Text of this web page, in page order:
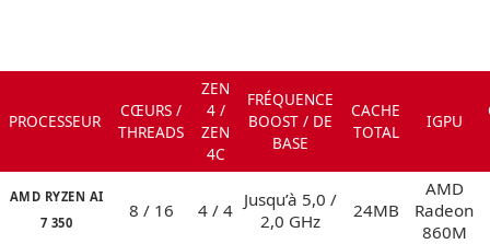
PROCESSEUR
CŒURS /
THREADS
ZEN
4 /
ZEN
4C
FRÉQUENCE
BOOST / DE
BASE
CACHE
TOTAL
IGPU
AMD RYZEN AI
7 350
8 / 16 4 / 4 Jusqu’à 5,0 /
2,0 GHz
24MB
AMD
Radeon
860M